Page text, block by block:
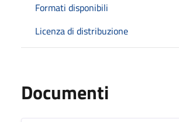
Formati disponibili
Licenza di distribuzione
Documenti